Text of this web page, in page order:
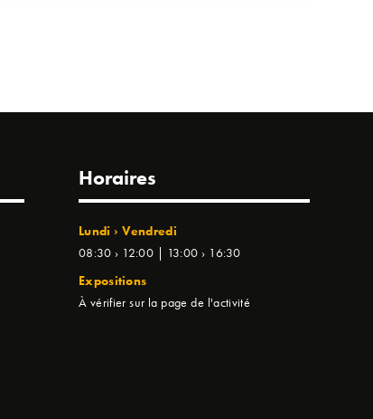
Horaires
Lundi › Vendredi
08:30 › 12:00 | 13:00 › 16:30
Expositions
À vérifier sur la page de l'activité